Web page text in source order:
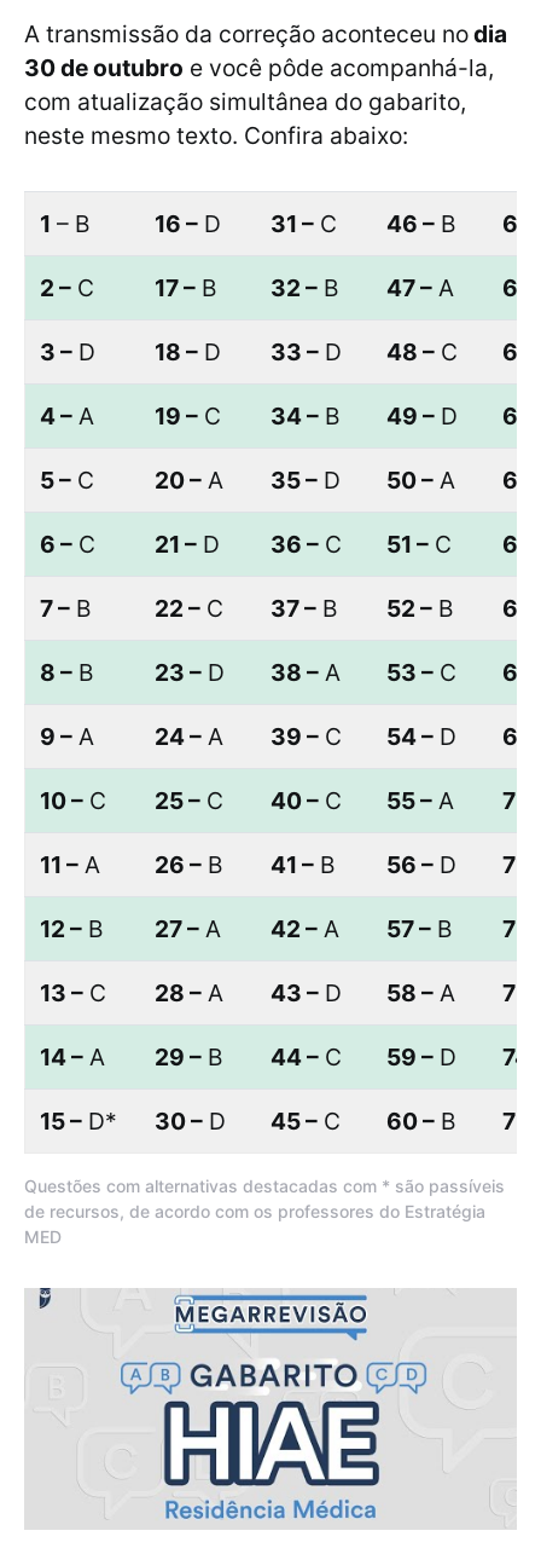
A transmissão da correção aconteceu nodia
30 de outubro e você pôde acompanhá-la,
com atualização simultânea do gabarito,
neste mesmo texto. Confira abaixo:
1 – B 16 – D 31 – C 46 – B 61
2 – C 17 – B 32 – B 47 – A 62
3 – D 18 – D 33 – D 48 – C 63
4 – A 19 – C 34 – B 49 – D 64
5 – C 20 – A 35 – D 50 – A 65
6 – C 21 – D 36 – C 51 – C 66
7 – B 22 – C 37 – B 52 – B 67
8 – B 23 – D 38 – A 53 – C 68
9 – A 24 – A 39 – C 54 – D 69
10 – C 25 – C 40 – C 55 – A 70
11 – A 26 – B 41 – B 56 – D 71
12 – B 27 – A 42 – A 57 – B 72
13 – C 28 – A 43 – D 58 – A 73
14 – A 29 – B 44 – C 59 – D 74
15 – D* 30 – D 45 – C 60 – B 75
Questões com alternativas destacadas com * são passíveis
de recursos, de acordo com os professores do Estratégia
MED